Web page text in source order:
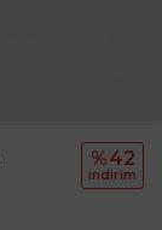
%42
i̇ndi̇ri̇m